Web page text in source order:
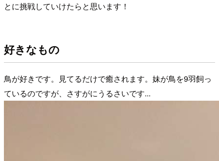
とに挑戦していけたらと思います！
好きなもの
鳥が好きです。見てるだけで癒されます。妹が鳥を9羽飼っ
ているのですが、さすがにうるさいです...